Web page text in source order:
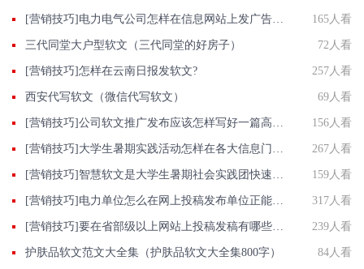
165人看
三代同堂大户型软文（三代同堂的好房子） 72人看
[营销技巧]怎样在云南日报发软文? 257人看
西安代写软文（微信代写软文） 69人看
156人看
267人看
159人看
317人看
239人看
护肤品软文范文大全集（护肤品软文大全集800字） 84人看